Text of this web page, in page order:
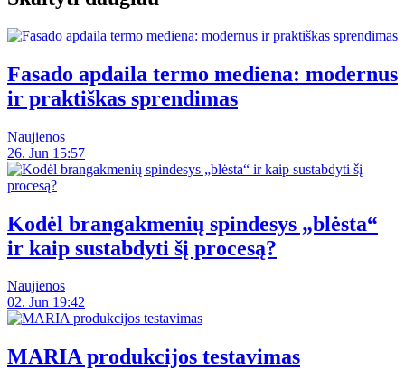
Fasado apdaila termo mediena: modernus
ir praktiškas sprendimas
Naujienos
26. Jun 15:57
Kodėl brangakmenių spindesys „blėsta“
ir kaip sustabdyti šį procesą?
Naujienos
02. Jun 19:42
MARIA produkcijos testavimas